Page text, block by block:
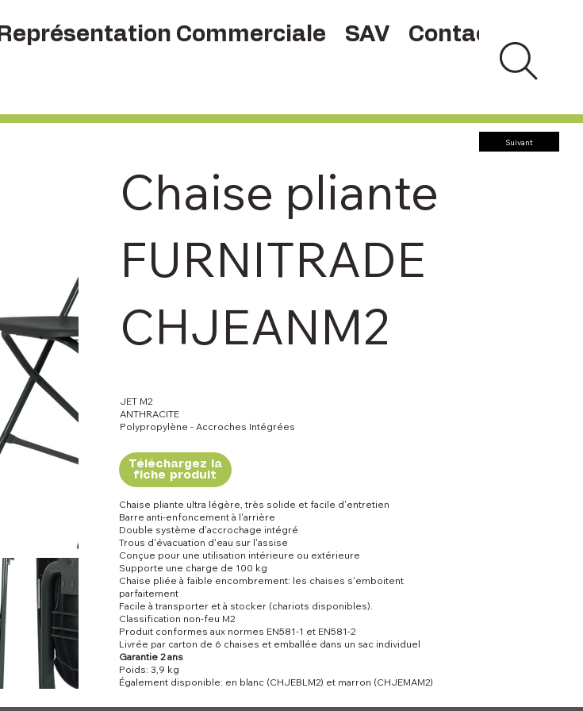
Représentation Commerciale SAV Contact
Chaise pliante
FURNITRADE
CHJEANM2
JET M2
ANTHRACITE
Polypropylène - Accroches Intégrées
Téléchargez la
fiche produit
Chaise pliante ultra légère, très solide et facile d'entretien
Barre anti-enfoncement à l'arrière
Double système d'accrochage intégré
Trous d'évacuation d'eau sur l'assise
Conçue pour une utilisation intérieure ou extérieure
Supporte une charge de 100 kg
Chaise pliée à faible encombrement: les chaises s'emboitent
parfaitement
Facile à transporter et à stocker (chariots disponibles).
Classification non-feu M2
Produit conformes aux normes EN581-1 et EN581-2
Livrée par carton de 6 chaises et emballée dans un sac individuel
Garantie 2 ans
Poids: 3,9 kg
Également disponible: en blanc (CHJEBLM2) et marron (CHJEMAM2)
Suivant